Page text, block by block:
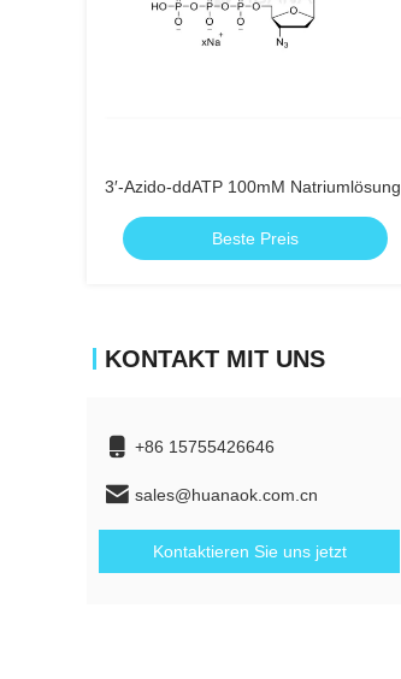
3′-Azido-ddATP 100mM Natriumlösung
Beste Preis
KONTAKT MIT UNS
+86 15755426646
sales@huanaok.com.cn
Kontaktieren Sie uns jetzt